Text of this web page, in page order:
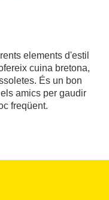
elements d'estil
cuina bretona,
És un bon
amics per gaudir
freqüent.